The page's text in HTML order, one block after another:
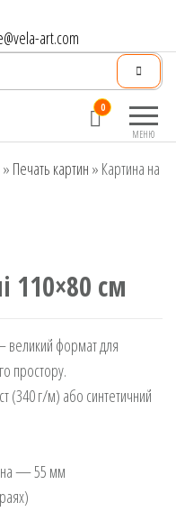
art.com
МЕНЮ
0
» Печать картин » Картина на
110×80 см
формат для
простору.
(340 г/м) або синтетичний
— 55 мм